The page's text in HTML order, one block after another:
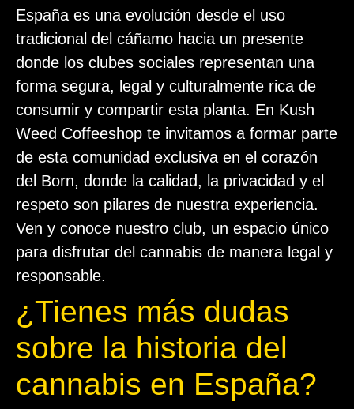
España es una evolución desde el uso
tradicional del cáñamo hacia un presente
donde los clubes sociales representan una
forma segura, legal y culturalmente rica de
consumir y compartir esta planta. En Kush
Weed Coffeeshop te invitamos a formar parte
de esta comunidad exclusiva en el corazón
del Born, donde la calidad, la privacidad y el
respeto son pilares de nuestra experiencia.
Ven y conoce nuestro club, un espacio único
para disfrutar del cannabis de manera legal y
responsable.
¿Tienes más dudas
sobre la historia del
cannabis en España?